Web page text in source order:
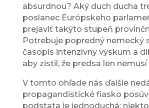
absurdnou? Aký duch ducha
poslanec Európskeho
prejaviť takýto stupeň
Potrebuje popredný nemecký
časopis intenzívny výskum a
aby zistil, že predsa len
V tomto ohľade nás ďalšie
propagandistické fiasko
podstata je jednoduchá: